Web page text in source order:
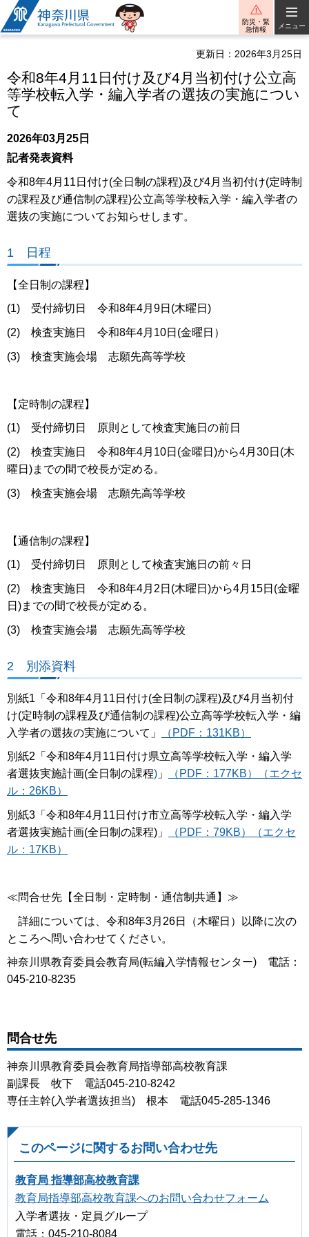
神奈川県
防災・緊
急情報
メニュー
更新日：2026年3月25日
令和8年4月11日付け及び4月当初付け公立高
等学校転入学・編入学者の選抜の実施につい
て
2026年03月25日
記者発表資料
令和8年4月11日付け(全日制の課程)及び4月当初付け(定時制
の課程及び通信制の課程)公立高等学校転入学・編入学者の
選抜の実施についてお知らせします。
1 日程
【全日制の課程】
(1) 受付締切日 令和8年4月9日(木曜日)
(2) 検査実施日 令和8年4月10日(金曜日）
(3) 検査実施会場 志願先高等学校
【定時制の課程】
(1) 受付締切日 原則として検査実施日の前日
(2) 検査実施日 令和8年4月10日(金曜日)から4月30日(木
曜日)までの間で校長が定める。
(3) 検査実施会場 志願先高等学校
【通信制の課程】
(1) 受付締切日 原則として検査実施日の前々日
(2) 検査実施日 令和8年4月2日(木曜日)から4月15日(金曜
日)までの間で校長が定める。
(3) 検査実施会場 志願先高等学校
2 別添資料
別紙1「令和8年4月11日付け(全日制の課程)及び4月当初付
け(定時制の課程及び通信制の課程)公立高等学校転入学・編
入学者の選抜の実施について」
（PDF：131KB）
別紙2「令和8年4月11日付け県立高等学校転入学・編入学
者選抜実施計画(全日制の課程) 」 （PDF：177KB）
（エクセ
ル：26KB）
別紙3「令和8年4月11日付け市立高等学校転入学・編入学
者選抜実施計画(全日制の課程)」
（PDF：79KB）
（エクセ
ル：17KB）
≪問合せ先【全日制・定時制・通信制共通】≫
詳細については、令和8年3月26日（木曜日）以降に次の
ところへ問い合わせてください。
神奈川県教育委員会教育局(転編入学情報センター) 電話：
045-210-8235
問合せ先
神奈川県教育委員会教育局指導部高校教育課
副課長 牧下 電話045-210-8242
専任主幹(入学者選抜担当) 根本 電話045-285-1346
このページに関するお問い合わせ先
教育局 指導部高校教育課
教育局指導部高校教育課へのお問い合わせフォーム
入学者選抜・定員グループ
電話：045-210-8084